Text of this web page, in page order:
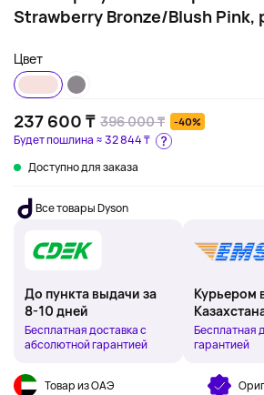
Strawberry Bronze/Blush Pink,
Цвет
237 600 ₸ 396 000 ₸ -40%
Доступно для заказа
Будет пошлина ≈32 844 ₸
Все товары Dyson
До пункта выдачи за
8-10 дней
Бесплатная доставка с
абсолютной гарантией
Курьером
Бесплатная
гарантией
Товар из ОАЭ